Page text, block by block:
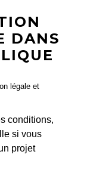
DANS
légale et
conditions,
si vous
projet